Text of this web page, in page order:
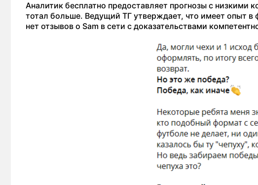
Аналитик бесплатно предоставляет прогнозы с низкими
тотал больше. Ведущий ТГ утверждает, что имеет опыт
нет отзывов о Sam в сети с доказательствами